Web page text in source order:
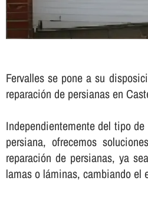
Fervalles se pone a su
reparación de persianas en
Independientemente del tipo
persiana, ofrecemos
reparación de persianas, ya
lamas o láminas, cambiando el